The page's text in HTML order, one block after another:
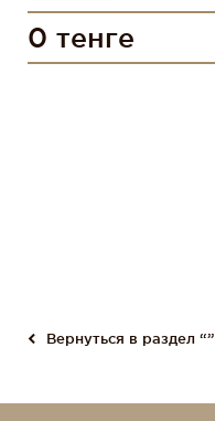
0 тенге
Вернуться в раздел “”